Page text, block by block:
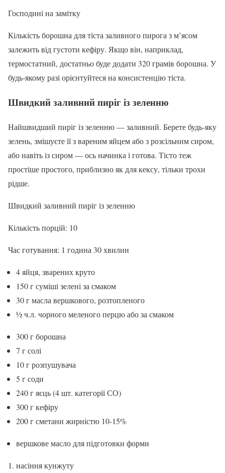
Господині на замітку
Кількість борошна для тіста заливного пирога з м’ясом
залежить від густоти кефіру. Якщо він, наприклад,
термостатний, достатньо буде додати 320 грамів борошна. У
будь-якому разі орієнтуйтеся на консистенцію тіста.
Швидкий заливний пиріг із зеленню
Найшвидший пиріг із зеленню — заливний. Берете будь-яку
зелень, змішуєте її з вареним яйцем або з розсільним сиром,
або навіть із сиром — ось начинка і готова. Тісто теж
простіше простого, приблизно як для кексу, тільки трохи
рідше.
Швидкий заливний пиріг із зеленню
Кількість порцій: 10
Час готування: 1 година 30 хвилин
4 яйця, зварених круто
150 г суміші зелені за смаком
30 г масла вершкового, розтопленого
½ ч.л. чорного меленого перцю або за смаком
300 г борошна
7 г солі
10 г розпушувача
5 г соди
240 г яєць (4 шт. категорії СО)
300 г кефіру
200 г сметани жирністю 10-15%
вершкове масло для підготовки форми
насіння кунжуту